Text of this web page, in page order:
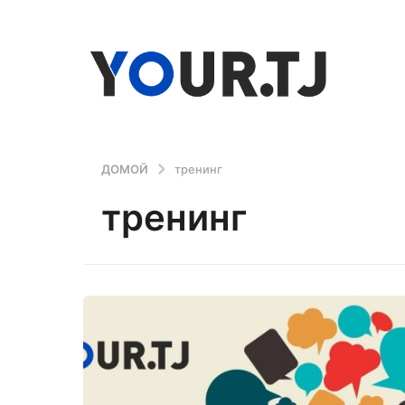
ДОМОЙ тренинг
тренинг